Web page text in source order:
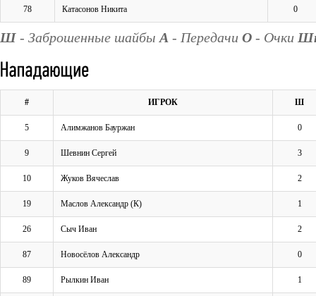
78 Катасонов Никита 0
Ш - Заброшенные шайбы А - Передачи О - Очки
# ИГРОК Ш
5 Алимжанов Бауржан 0
9 Шевнин Сергей 3
10 Жуков Вячеслав 2
19 Маслов Александр (К) 1
26 Сыч Иван 2
87 Новосёлов Александр 0
89 Рылкин Иван 1